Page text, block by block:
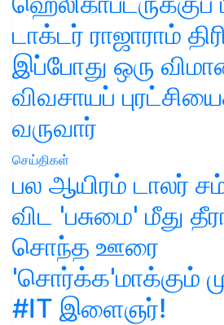
டாக்டர் ராஜாராம்
இப்போது ஒரு
விவசாயப்
வருவார்
செய்திகள்
பல ஆயிரம் டாலர்
விட 'பசுமை' மீது
சொந்த ஊரை
'சொர்க்க'மாக்கும்
#IT இளைஞர்!